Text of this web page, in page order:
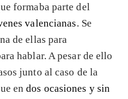
formaba parte del
valencianas. Se
de ellas para
hablar. A pesar de ello
junto al caso de la
endos ocasiones y sin